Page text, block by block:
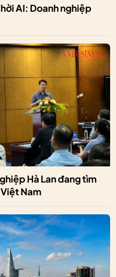
AI: Doanh nghiệp
Hà Lan đang tìm
Nam